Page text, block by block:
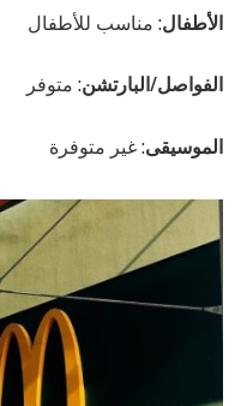
الأطفال: مناسب للأطفال
الفواصل/البارتشن: متوفر
الموسيقى: غير متوفرة